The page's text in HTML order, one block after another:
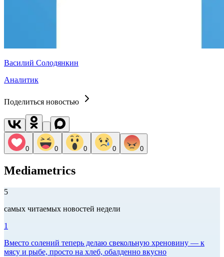
Василий Солодянкин
Аналитик
Поделиться новостью
0 0 0 0 0
Mediametrics
5
самых читаемых новостей недели
1
Вместо солений теперь делаю свекольную хреновину — к
мясу и рыбе, просто на хлеб, обалденно вкусно